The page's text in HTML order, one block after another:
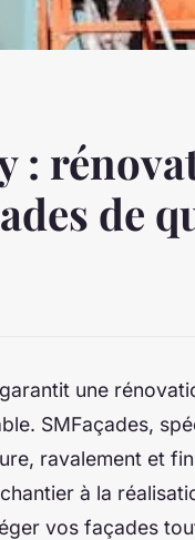
:
de
une
SMFaçades,
ravalement et
à la
vos façades